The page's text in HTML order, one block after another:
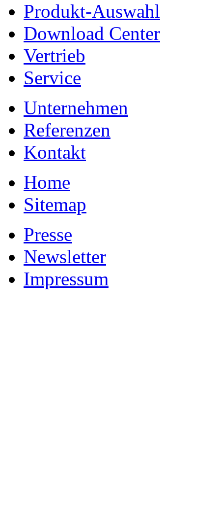
Produkt-Auswahl
Download Center
Vertrieb
Service
Unternehmen
Referenzen
Kontakt
Home
Sitemap
Presse
Newsletter
Impressum